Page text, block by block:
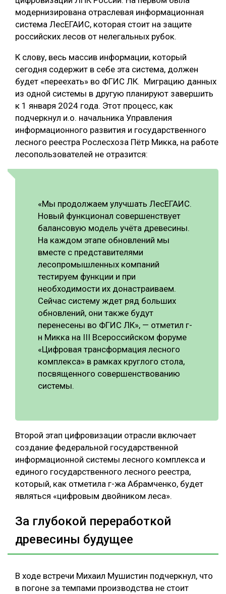
модернизирована отраслевая информационная
система ЛесЕГАИС, которая стоит на защите
российских лесов от нелегальных рубок.
К слову, весь массив информации, который
сегодня содержит в себе эта система, должен
будет «переехать» во ФГИС ЛК. Миграцию данных
из одной системы в другую планируют завершить
к 1 января 2024 года. Этот процесс, как
подчеркнул и.о. начальника Управления
информационного развития и государственного
лесного реестра Рослесхоза Пётр Микка, на работе
лесопользователей не отразится:
«Мы продолжаем улучшать ЛесЕГАИС.
Новый функционал совершенствует
балансовую модель учёта древесины.
На каждом этапе обновлений мы
вместе с представителями
лесопромышленных компаний
тестируем функции и при
необходимости их донастраиваем.
Сейчас систему ждет ряд больших
обновлений, они также будут
перенесены во ФГИС ЛК», — отметил г-
н Микка на III Всероссийском форуме
«Цифровая трансформация лесного
комплекса» в рамках круглого стола,
посвященного совершенствованию
системы.
Второй этап цифровизации отрасли включает
создание федеральной государственной
информационной системы лесного комплекса и
единого государственного лесного реестра,
который, как отметила г-жа Абрамченко, будет
являться «цифровым двойником леса».
За глубокой переработкой
древесины будущее
В ходе встречи Михаил Мушистин подчеркнул, что
в погоне за темпами производства не стоит